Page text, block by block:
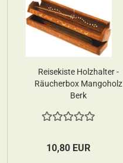
Reisekiste Holzhalter​​​​​​​ -
Räucherbox Mangoholz
Berk
10,80 EUR